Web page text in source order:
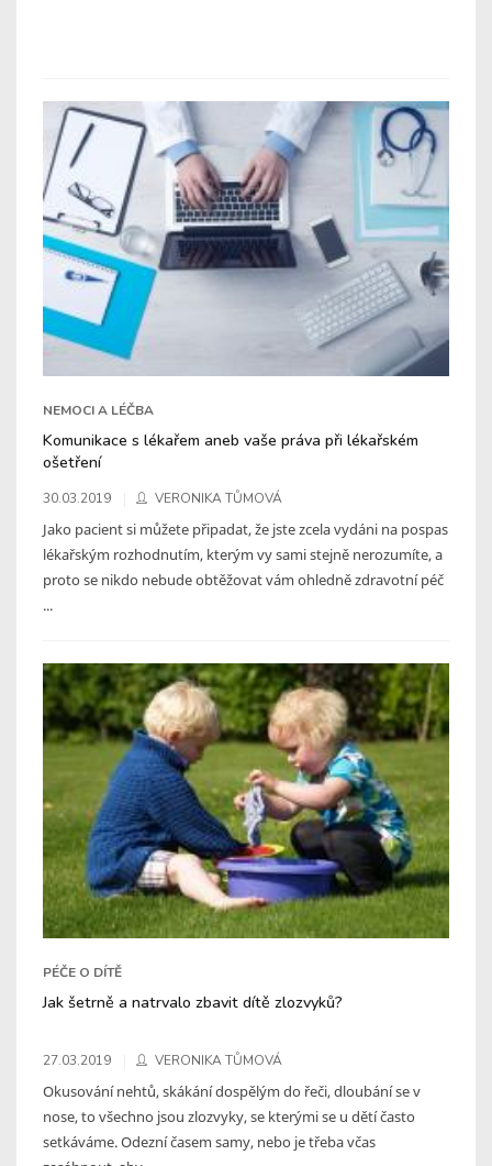
NEMOCI A LÉČBA
Komunikace s lékařem aneb vaše práva při lékařském
ošetření
30.03.2019 VERONIKA TŮMOVÁ
Jako pacient si můžete připadat, že jste zcela vydáni na pospas
lékařským rozhodnutím, kterým vy sami stejně nerozumíte, a
proto se nikdo nebude obtěžovat vám ohledně zdravotní péč
...
PÉČE O DÍTĚ
Jak šetrně a natrvalo zbavit dítě zlozvyků?
27.03.2019 VERONIKA TŮMOVÁ
Okusování nehtů, skákání dospělým do řeči, dloubání se v
nose, to všechno jsou zlozvyky, se kterými se u dětí často
setkáváme. Odezní časem samy, nebo je třeba včas